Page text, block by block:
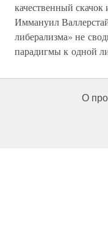
качественный
Иммануил
либерализма» не
парадигмы к одной
О